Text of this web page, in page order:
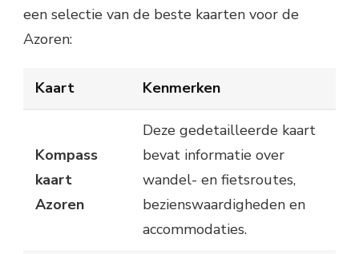
een selectie van de beste kaarten voor de
Azoren:
Kaart Kenmerken
Kompass
kaart
Azoren
Deze gedetailleerde kaart
bevat informatie over
wandel- en fietsroutes,
bezienswaardigheden en
accommodaties.